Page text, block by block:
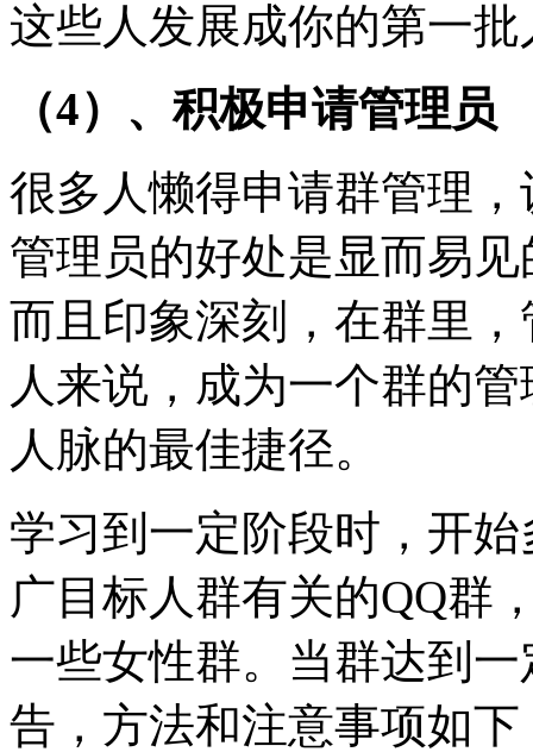
这些人发展成你的第一
（4）、积极申请管理员
很多人懒得申请群管理
管理员的好处是显而易
而且印象深刻，在群里
人来说，成为一个群的
人脉的最佳捷径。
学习到一定阶段时，开
广目标人群有关的QQ群
一些女性群。当群达到
告，方法和注意事项如下